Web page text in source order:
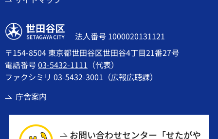
世田谷区
法人番号 1000020131121
〒154-8504 東京都世田谷区世田谷4丁目21番27号
電話番号03-5432-1111 （代表）
ファクシミリ 03-5432-3001（広報広聴課）
庁舎案内
お問い合わせセンター「せたがや